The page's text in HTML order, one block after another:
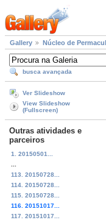
Gallery Núcleo de
busca avançada
Ver Slideshow
View Slideshow
(Fullscreen)
Outras atividades e
parceiros
1. 20150501...
113. 20150728...
114. 20150728...
115. 20150728...
116. 20151017...
117. 20151017...